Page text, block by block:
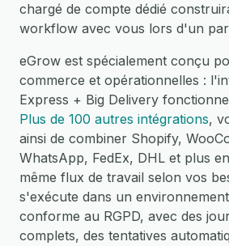
chargé de compte dédié
workflow avec vous lors d'un
eGrow est spécialement conçu
commerce et opérationnelles :
Express + Big Delivery
Plus de 100 autres intégrations,
ainsi de combiner Shopify,
WhatsApp, FedEx, DHL et plus
même flux de travail selon vos
s'exécute dans un
conforme au RGPD, avec des
complets, des tentatives